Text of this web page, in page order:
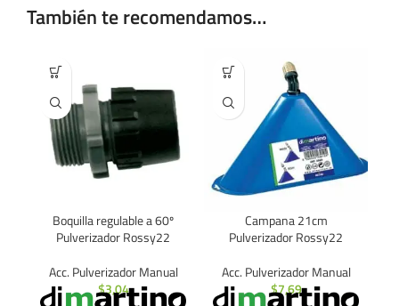
También te recomendamos…
Boquilla regulable a 60º
Pulverizador Rossy22
Acc. Pulverizador Manual
$3,04
Campana 21cm
Pulverizador Rossy22
Acc. Pulverizador Manual
$7,69